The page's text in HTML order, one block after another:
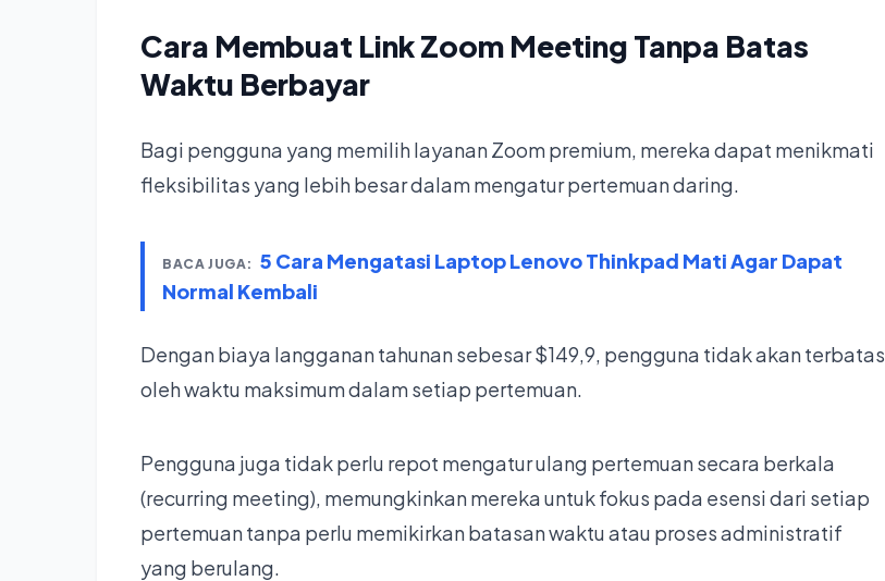
Cara Membuat Link Zoom Meeting Tanpa Batas
Waktu Berbayar
Bagi pengguna yang memilih layanan Zoom premium, mereka dapat menikmati
fleksibilitas yang lebih besar dalam mengatur pertemuan daring.
BACA JUGA: 5 Cara Mengatasi Laptop Lenovo Thinkpad Mati Agar Dapat
Normal Kembali
Dengan biaya langganan tahunan sebesar $149,9, pengguna tidak akan terbatas
oleh waktu maksimum dalam setiap pertemuan.
Pengguna juga tidak perlu repot mengatur ulang pertemuan secara berkala
(recurring meeting), memungkinkan mereka untuk fokus pada esensi dari setiap
pertemuan tanpa perlu memikirkan batasan waktu atau proses administratif
yang berulang.